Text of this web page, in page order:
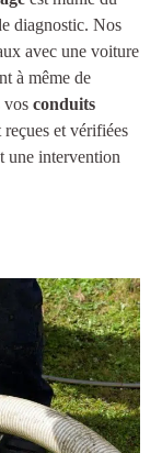
diagnostic. Nos
avec une voiture
à même de
vos conduits
et vérifiées
une intervention